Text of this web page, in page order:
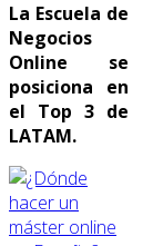
La Escuela de
Negocios
Online se
posiciona en
el Top 3 de
LATAM.